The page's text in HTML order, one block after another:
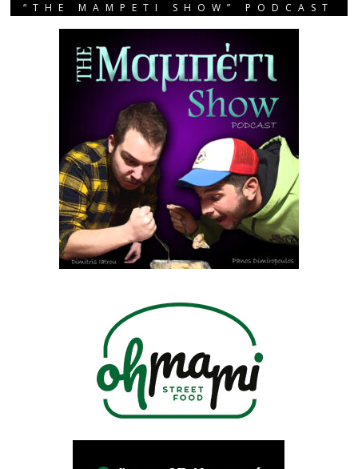
“THE MAMPETI SHOW” PODCAST